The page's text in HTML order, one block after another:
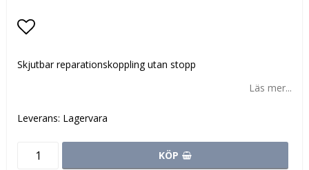
Skjutbar reparationskoppling utan stopp
Läs mer...
Leverans: Lagervara
KÖP